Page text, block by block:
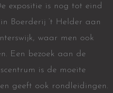
expositie is nog tot eind
Boerderij ’t Helder aan
waar men ook
Een bezoek aan de
is de moeite
geeft ook rondleidingen.